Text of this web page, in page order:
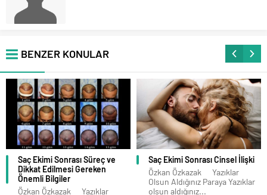
BENZER KONULAR
Saç Ekimi Sonrası Süreç ve
Dikkat Edilmesi Gereken
Önemli Bilgiler
Özkan Özkazak Yazıklar
Saç Ekimi Sonrası Cinsel İlişki
Özkan Özkazak Yazıklar
Olsun Aldığınız Paraya Yazıklar
olsun aldığınız...